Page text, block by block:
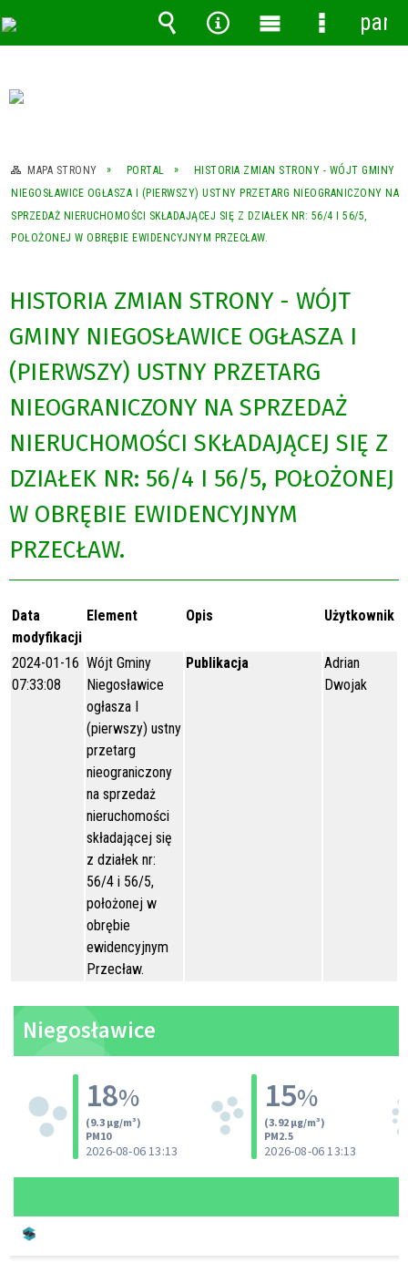
MAPA STRONY PORTAL
HISTORIA ZMIAN STRONY - WÓJT GMINY
NIEGOSŁAWICE OGŁASZA I (PIERWSZY) USTNY PRZETARG NIEOGRANICZONY NA
SPRZEDAŻ NIERUCHOMOŚCI SKŁADAJĄCEJ SIĘ Z DZIAŁEK NR: 56/4 I 56/5,
POŁOŻONEJ W OBRĘBIE EWIDENCYJNYM PRZECŁAW.
HISTORIA ZMIAN STRONY - WÓJT
GMINY NIEGOSŁAWICE OGŁASZA I
(PIERWSZY) USTNY PRZETARG
NIEOGRANICZONY NA SPRZEDAŻ
NIERUCHOMOŚCI SKŁADAJĄCEJ SIĘ Z
DZIAŁEK NR: 56/4 I 56/5, POŁOŻONEJ
W OBRĘBIE EWIDENCYJNYM
PRZECŁAW.
Data
modyfikacji
Element Opis Użytkownik
2024-01-16
07:33:08
Wójt Gminy
Niegosławice
ogłasza I
(pierwszy) ustny
przetarg
nieograniczony
na sprzedaż
nieruchomości
składającej się
z działek nr:
56/4 i 56/5,
położonej w
obrębie
ewidencyjnym
Przecław.
Publikacja
Adrian
Dwojak
Wyszukiwarka
Narzędzia
MenuMenu